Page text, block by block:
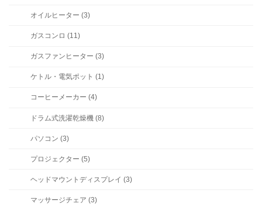
オイルヒーター (3)
ガスコンロ (11)
ガスファンヒーター (3)
ケトル・電気ポット (1)
コーヒーメーカー (4)
ドラム式洗濯乾燥機 (8)
パソコン (3)
プロジェクター (5)
ヘッドマウントディスプレイ (3)
マッサージチェア (3)